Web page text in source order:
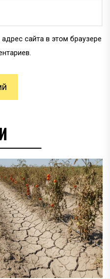
сайта в этом браузере